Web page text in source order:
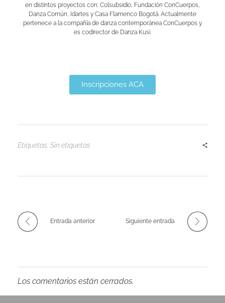
a
2
0
2
1
en distintos proyectos con: Colsubsidio, Fundación ConCuerpos,
Danza Común, Idartes y Casa Flamenco Bogotá. Actualmente
pertenece a la compañía de danza contemporánea ConCuerpos y
es codirector de Danza Kusi.
Inscripciones ACA
Etiquetas: Sin etiquetas
Entrada anterior Siguiente entrada
Los comentarios están cerrados.